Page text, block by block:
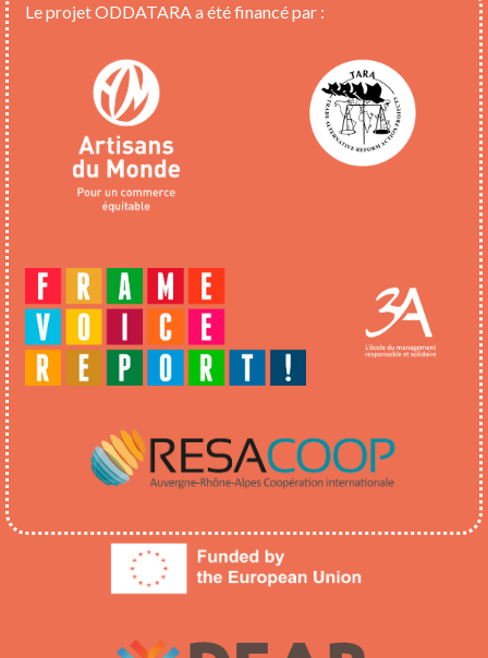
Le projet ODDATARA a été financé par :